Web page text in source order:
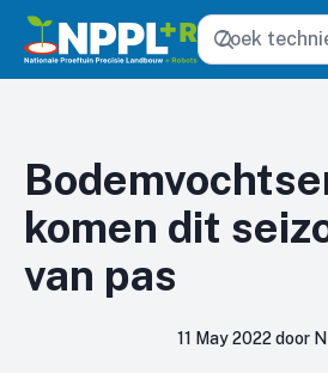
Zoeken
komen dit
van pas
11 May 2022 door